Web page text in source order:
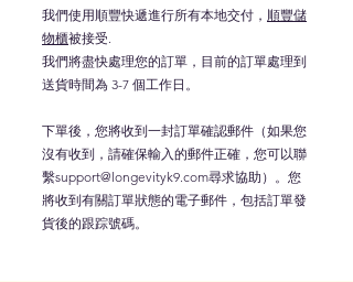
我們使用順豐快遞進行所有本地交付， 順豐儲
物櫃被接受.
我們將盡快處理您的訂單，目前的訂單處理到
送貨時間為 3-7 個工作日。
下單後，您將收到一封訂單確認郵件（如果您
沒有收到，請確保輸入的郵件正確，您可以聯
繫support@longevityk9.com尋求協助）。 您
將收到有關訂單狀態的電子郵件，包括訂單發
貨後的跟踪號碼。